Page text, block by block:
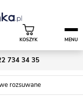
734 34 35
KOSZYK MENU
rozsuwane